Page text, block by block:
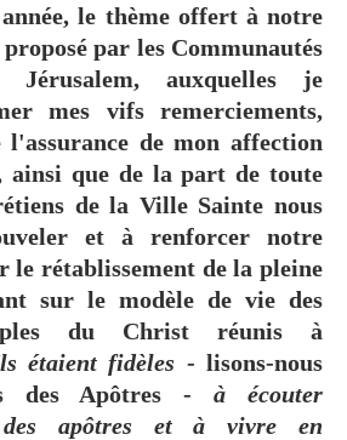
le thème offert à notre
par les Communautés
Jérusalem, auxquelles je
mes vifs remerciements,
l'assurance de mon affection
ainsi que de la part de toute
de la Ville Sainte nous
et à renforcer notre
le rétablissement de la pleine
sur le modèle de vie des
du Christ réunis à
étaient fidèles - lisons-nous
des Apôtres -à écouter
des apôtres et à vivre en